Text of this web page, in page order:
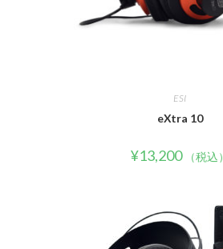
ESI
eXtra 10
¥13,200 （税込）